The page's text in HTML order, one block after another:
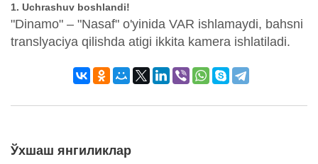
1. Uchrashuv boshlandi!
"Dinamo" – "Nasaf" o'yinida VAR ishlamaydi, bahsni
translyaciya qilishda atigi ikkita kamera ishlatiladi.
Ўхшаш янгиликлар